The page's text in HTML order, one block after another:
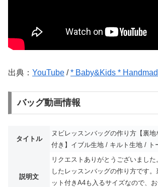
出典： YouTube /* Baby&Kids *
バッグ動画情報
タイトル
ヌビレッスンバッグの作り方【裏地
付き】イブル生地 / キルト生地 / ト
説明文
リクエストありがとうございまし
したレッスンバッグの作り方です
ット付きA4も入るサイズなので、